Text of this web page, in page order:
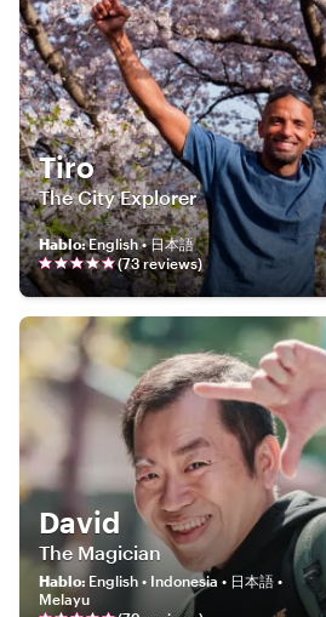
Tiro
The City Explorer
Hablo:English • 日本語
(73reviews)
David
The Magician
Hablo: English • Indonesia • 日本語 •
Melayu